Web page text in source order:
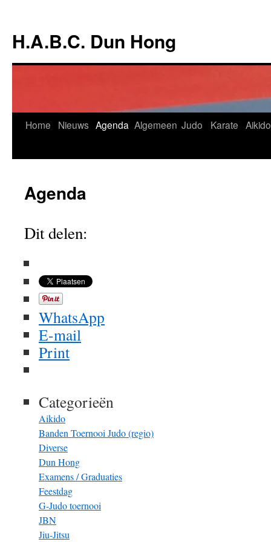
de
inhoud
H.A.B.C. Dun Hong
Home Nieuws Agenda Algemeen Judo Karate Aikido
Agenda
Dit delen:
WhatsApp
E-mail
Print
Categorieën
Aikido
Banden Toernooi Judo (regio)
Diverse
Dun Hong
Examens / Graduaties
Feestdag
G-Judo toernooi
JBN
Jiu-Jitsu